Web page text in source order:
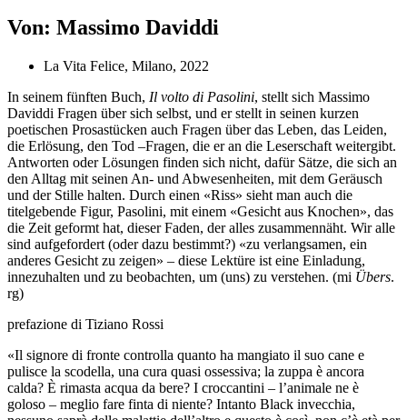
Von: Massimo Daviddi
La Vita Felice, Milano, 2022
In seinem fünften Buch, Il volto di Pasolini, stellt sich Massimo
Daviddi Fragen über sich selbst, und er stellt in seinen kurzen
poetischen Prosastücken auch Fragen über das Leben, das Leiden,
die Erlösung, den Tod –Fragen, die er an die Leserschaft weitergibt.
Antworten oder Lösungen finden sich nicht, dafür Sätze, die sich an
den Alltag mit seinen An- und Abwesenheiten, mit dem Geräusch
und der Stille halten. Durch einen «Riss» sieht man auch die
titelgebende Figur, Pasolini, mit einem «Gesicht aus Knochen», das
die Zeit geformt hat, dieser Faden, der alles zusammennäht. Wir alle
sind aufgefordert (oder dazu bestimmt?) «zu verlangsamen, ein
anderes Gesicht zu zeigen» – diese Lektüre ist eine Einladung,
innezuhalten und zu beobachten, um (uns) zu verstehen. (mi Übers.
rg)
prefazione di Tiziano Rossi
«Il signore di fronte controlla quanto ha mangiato il suo cane e
pulisce la scodella, una cura quasi ossessiva; la zuppa è ancora
calda? È rimasta acqua da bere? I croccantini – l’animale ne è
goloso – meglio fare finta di niente? Intanto Black invecchia,